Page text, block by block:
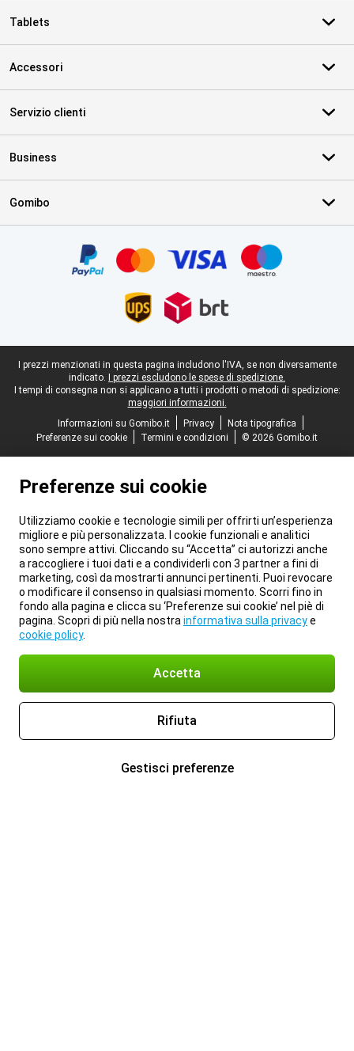
Tablets
Accessori
Servizio clienti
Business
Gomibo
Piè di pagina legale
I prezzi menzionati in questa pagina includono l'IVA, se non diversamente
indicato.
I prezzi escludono le spese di spedizione.
I tempi di consegna non si applicano a tutti i prodotti o metodi di spedizione:
maggiori informazioni.
Informazioni su Gomibo.it
Privacy
Nota tipografica
Preferenze sui cookie
Termini e condizioni © 2026 Gomibo.it
Preferenze sui cookie
Utilizziamo cookie e tecnologie simili per offrirti un’esperienza
migliore e più personalizzata. I cookie funzionali e analitici
sono sempre attivi. Cliccando su “Accetta” ci autorizzi anche
a raccogliere i tuoi dati e a condividerli con 3 partner a fini di
marketing, così da mostrarti annunci pertinenti. Puoi revocare
o modificare il consenso in qualsiasi momento. Scorri fino in
fondo alla pagina e clicca su ‘Preferenze sui cookie’ nel piè di
pagina. Scopri di più nella nostra informativa sulla privacye
cookie policy.
Accetta
Rifiuta
Gestisci preferenze